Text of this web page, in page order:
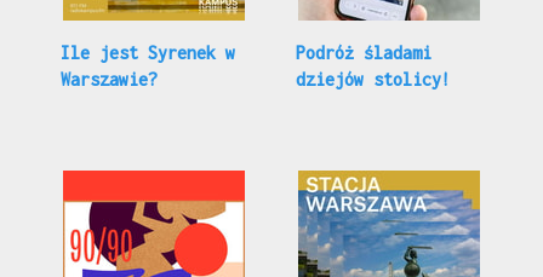
Ile jest Syrenek w
Warszawie?
Podróż śladami
dziejów stolicy!